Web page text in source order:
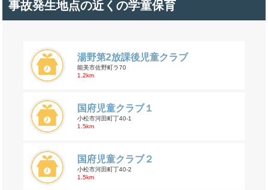
事故発生地点の近くの学童保育
湯野第2放課後児童クラブ
能美市佐野町ラ70
1.2km
国府児童クラブ１
小松市河田町丁40-1
1.5km
国府児童クラブ２
小松市河田町丁40-2
1.5km